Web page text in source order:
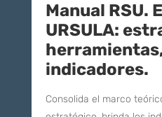
Manual RSU.
URSULA:
indicadores.
Consolida el marco